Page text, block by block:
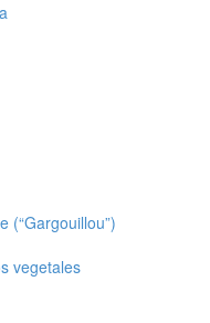
(“Gargouillou”)
vegetales